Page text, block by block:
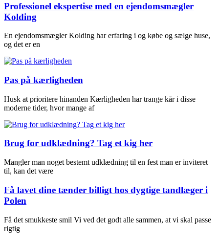
Professionel ekspertise med en ejendomsmægler
Kolding
En ejendomsmægler Kolding har erfaring i og købe og sælge huse,
og det er en
Pas på kærligheden
Husk at prioritere hinanden Kærligheden har trange kår i disse
moderne tider, hvor mange af
Brug for udklædning? Tag et kig her
Mangler man noget bestemt udklædning til en fest man er inviteret
til, kan det være
Få lavet dine tænder billigt hos dygtige tandlæger i
Polen
Få det smukkeste smil Vi ved det godt alle sammen, at vi skal passe
rigtig